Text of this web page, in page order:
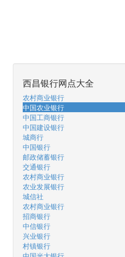
西昌银行网点大全
农村商业银行
中国农业银行
中国工商银行
中国建设银行
城商行
中国银行
邮政储蓄银行
交通银行
农村商业银行
农业发展银行
城信社
农村商业银行
招商银行
中信银行
兴业银行
村镇银行